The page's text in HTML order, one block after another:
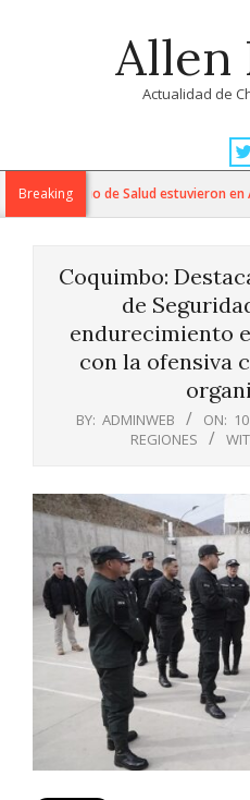
Allen
Actualidad de
Navigation
MenuBreaking
del Servicio de Salud estuvieron en
Coquimbo:
de
endurecimiento
con la ofensiva
BY: ADMINWEB ON:
REGIONES